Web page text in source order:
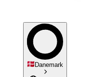
Danemark